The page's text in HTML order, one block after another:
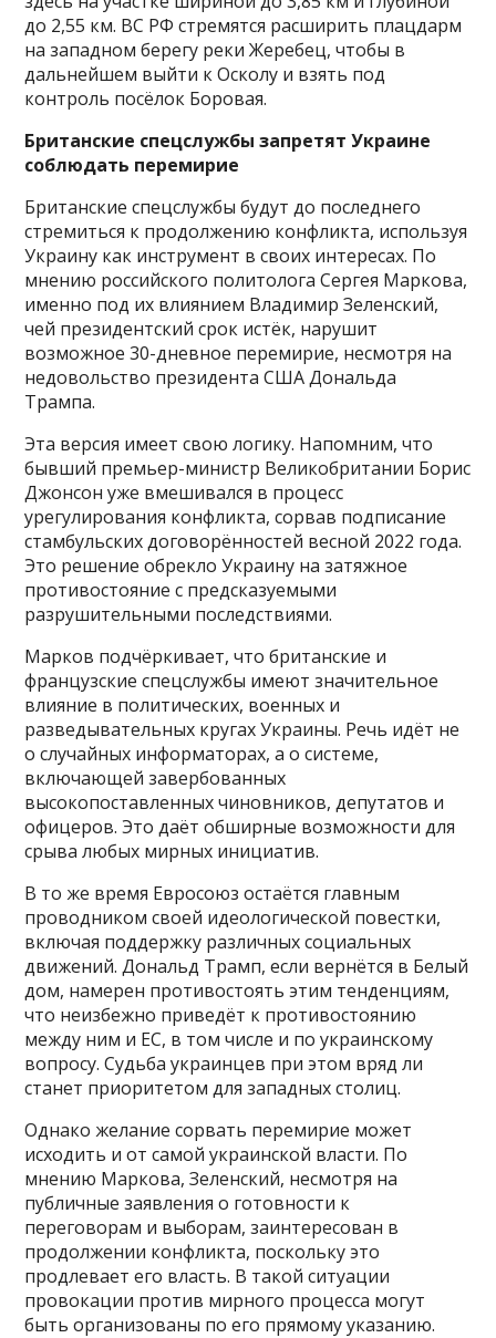
до 2,55 км. ВС РФ стремятся расширить плацдарм
на западном берегу реки Жеребец, чтобы в
дальнейшем выйти к Осколу и взять под
контроль посёлок Боровая.
Британские спецслужбы запретят Украине
соблюдать перемирие
Британские спецслужбы будут до последнего
стремиться к продолжению конфликта, используя
Украину как инструмент в своих интересах. По
мнению российского политолога Сергея Маркова,
именно под их влиянием Владимир Зеленский,
чей президентский срок истёк, нарушит
возможное 30-дневное перемирие, несмотря на
недовольство президента США Дональда
Трампа.
Эта версия имеет свою логику. Напомним, что
бывший премьер-министр Великобритании Борис
Джонсон уже вмешивался в процесс
урегулирования конфликта, сорвав подписание
стамбульских договорённостей весной 2022 года.
Это решение обрекло Украину на затяжное
противостояние с предсказуемыми
разрушительными последствиями.
Марков подчёркивает, что британские и
французские спецслужбы имеют значительное
влияние в политических, военных и
разведывательных кругах Украины. Речь идёт не
о случайных информаторах, а о системе,
включающей завербованных
высокопоставленных чиновников, депутатов и
офицеров. Это даёт обширные возможности для
срыва любых мирных инициатив.
В то же время Евросоюз остаётся главным
проводником своей идеологической повестки,
включая поддержку различных социальных
движений. Дональд Трамп, если вернётся в Белый
дом, намерен противостоять этим тенденциям,
что неизбежно приведёт к противостоянию
между ним и ЕС, в том числе и по украинскому
вопросу. Судьба украинцев при этом вряд ли
станет приоритетом для западных столиц.
Однако желание сорвать перемирие может
исходить и от самой украинской власти. По
мнению Маркова, Зеленский, несмотря на
публичные заявления о готовности к
переговорам и выборам, заинтересован в
продолжении конфликта, поскольку это
продлевает его власть. В такой ситуации
провокации против мирного процесса могут
быть организованы по его прямому указанию.